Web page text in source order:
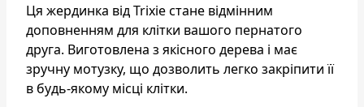
Ця жердинка від Trixie стане відмінним
доповненням для клітки вашого пернатого
друга. Виготовлена з якісного дерева і має
зручну мотузку, що дозволить легко закріпити її
в будь-якому місці клітки.